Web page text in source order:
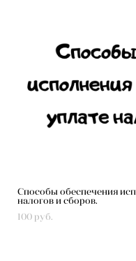
Способы обеспечения
налогов и сборов.
100 pуб.